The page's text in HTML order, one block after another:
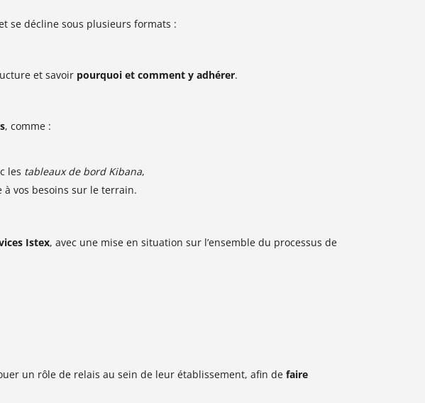
se décline sous plusieurs formats :
et savoir pourquoi et comment y adhérer.
, comme :
les tableaux de bord Kibana,
à vos besoins sur le terrain.
Istex, avec une mise en situation sur l’ensemble du processus de
un rôle de relais au sein de leur établissement, afin defaire